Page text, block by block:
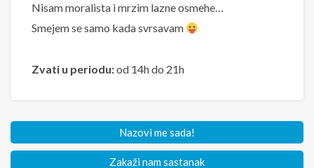
Nisam moralista i mrzim lazne osmehe…
Smejem se samo kada svrsavam
Zvati u periodu:od 14h do 21h
Nazovi me sada!
Zakaži nam sastanak